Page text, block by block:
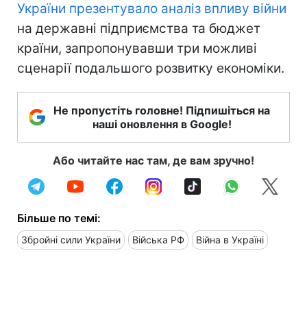
України презентувало аналіз впливу війни
на державні підприємства та бюджет
країни, запропонувавши три можливі
сценарії подальшого розвитку економіки.
Не пропустіть головне! Підпишіться на
наші оновлення в Google!
Або читайте нас там, де вам зручно!
Більше по темі:
Збройні сили України Війська РФ Війна в Україні